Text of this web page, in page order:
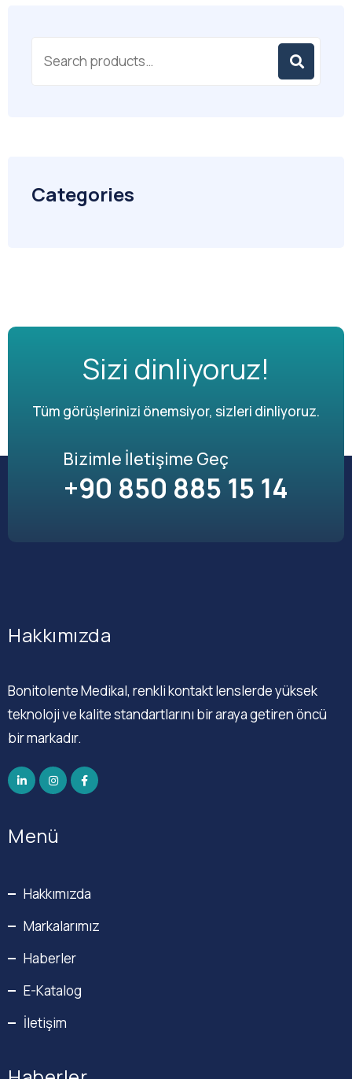
Categories
Sizi dinliyoruz!
Tüm görüşlerinizi önemsiyor, sizleri dinliyoruz.
Bizimle İletişime Geç
+90 850 885 15 14
Hakkımızda
Bonitolente Medikal, renkli kontakt lenslerde yüksek
teknoloji ve kalite standartlarını bir araya getiren öncü
bir markadır.
Menü
Hakkımızda
Markalarımız
Haberler
E-Katalog
İletişim